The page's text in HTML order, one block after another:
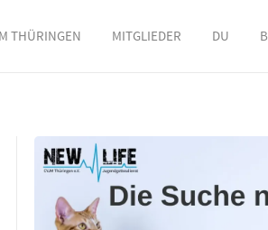
THÜRINGEN MITGLIEDER DU